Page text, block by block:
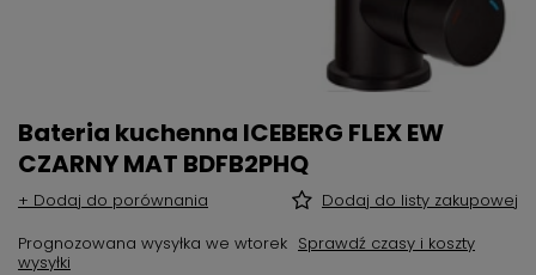
Bateria kuchenna ICEBERG FLEX EW
CZARNY MAT BDFB2PHQ
+ Dodaj do porównania
Dodaj do listy zakupowej
Prognozowana wysyłka we wtorek Sprawdź czasy i koszty
wysyłki